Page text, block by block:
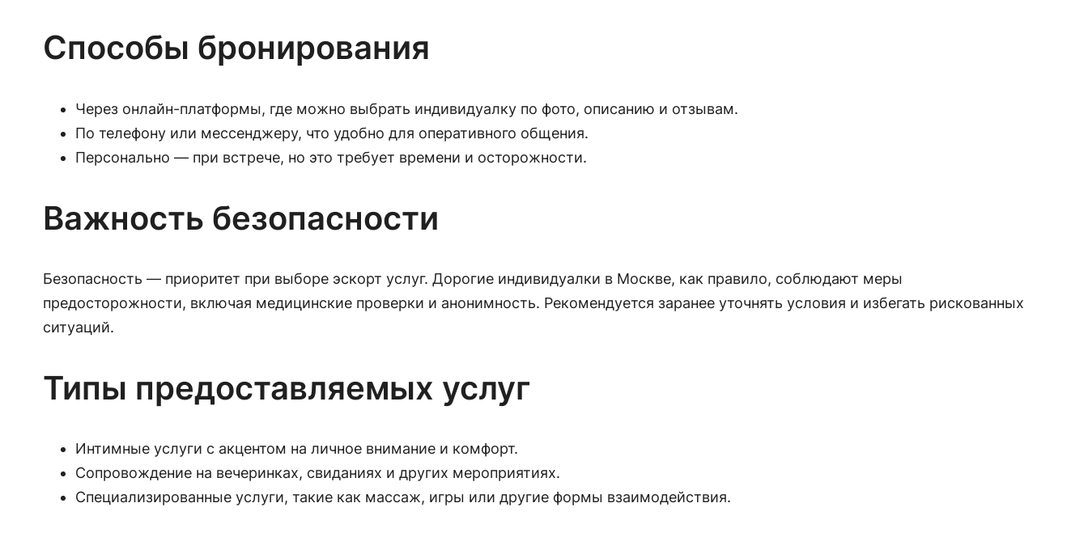
Способы бронирования
Через онлайн-платформы, где можно выбрать индивидуалку по фото, описанию и отзывам.
По телефону или мессенджеру, что удобно для оперативного общения.
Персонально — при встрече, но это требует времени и осторожности.
Важность безопасности
Безопасность — приоритет при выборе эскорт услуг. Дорогие индивидуалки в Москве, как правило, соблюдают меры
предосторожности, включая медицинские проверки и анонимность. Рекомендуется заранее уточнять условия и избегать рискованных
ситуаций.
Типы предоставляемых услуг
Интимные услуги с акцентом на личное внимание и комфорт.
Сопровождение на вечеринках, свиданиях и других мероприятиях.
Специализированные услуги, такие как массаж, игры или другие формы взаимодействия.